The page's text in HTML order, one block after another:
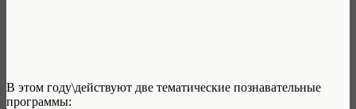
В этом году\действуют две тематические познавательные
программы: